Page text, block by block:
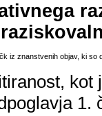
iz znanstvenih objav, ki
kot
1.